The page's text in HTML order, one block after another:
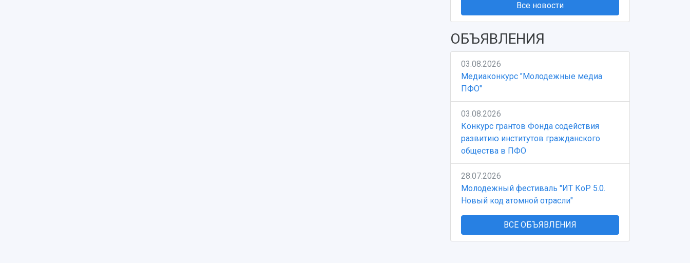
Все новости
ОБЪЯВЛЕНИЯ
03.08.2026
Медиаконкурс "Молодежные медиа
ПФО"
03.08.2026
Конкурс грантов Фонда содействия
развитию институтов гражданского
общества в ПФО
28.07.2026
Молодежный фестиваль "ИТ КоР 5.0.
Новый код атомной отрасли"
ВСЕ ОБЪЯВЛЕНИЯ